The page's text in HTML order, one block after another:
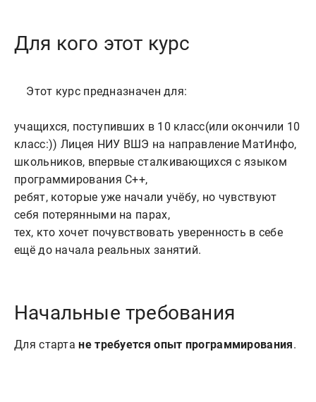
Для кого этот курс
учащихся, поступивших в 10 класс(или окончили 10
класс:)) Лицея НИУ ВШЭ на направление МатИнфо,
школьников, впервые сталкивающихся с языком
программирования C++,
ребят, которые уже начали учёбу, но чувствуют
себя потерянными на парах,
тех, кто хочет почувствовать уверенность в себе
Начальные требования
Для стартане требуется опыт программирования.